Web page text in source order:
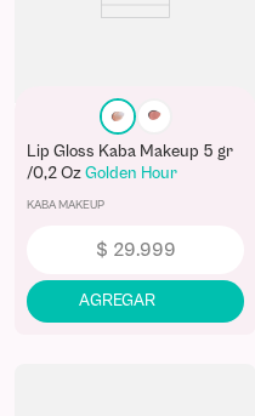
Lip Gloss Kaba Makeup 5 gr
/0,2 Oz Golden Hour
KABA MAKEUP
$ 29.999